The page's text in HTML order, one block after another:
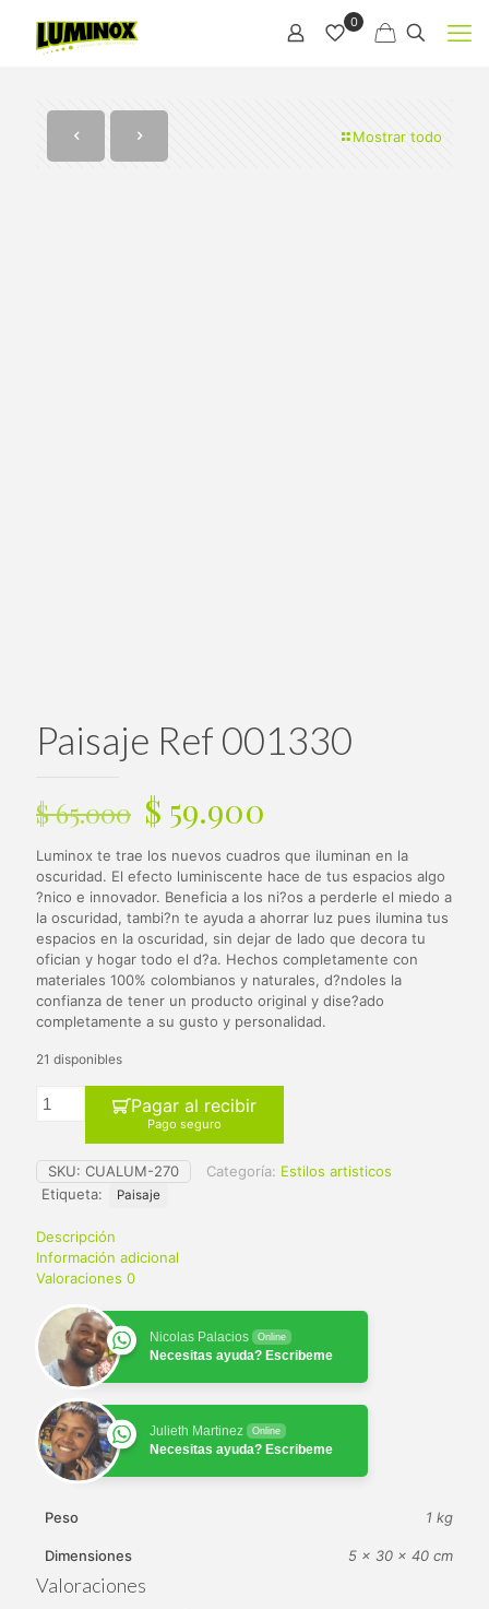
0
Mostrar todo
Paisaje Ref 001330
$65.000 El
precio
original
era:
$ 65.000.
$ 59.900
precio
actual
es:
$ 59.900.
Luminox te trae los nuevos cuadros que iluminan en la
oscuridad. El efecto luminiscente hace de tus espacios algo
?nico e innovador. Beneficia a los ni?os a perderle el miedo a
la oscuridad, tambi?n te ayuda a ahorrar luz pues ilumina tus
espacios en la oscuridad, sin dejar de lado que decora tu
ofician y hogar todo el d?a. Hechos completamente con
materiales 100% colombianos y naturales, d?ndoles la
confianza de tener un producto original y dise?ado
completamente a su gusto y personalidad.
21 disponibles
Pagar al recibir
Pago seguro
SKU: CUALUM-270 Categoría: Estilos artisticos
Etiqueta:
Paisaje
Descripción
Información adicional
Valoraciones 0
Nicolas Palacios Online
Necesitas ayuda? Escribeme
Julieth Martinez Online
Necesitas ayuda? Escribeme
Peso 1 kg
Dimensiones 5 × 30 × 40 cm
Valoraciones